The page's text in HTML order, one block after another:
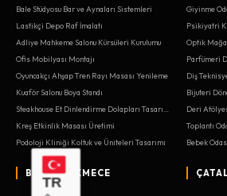
Bale Stüdyosu Bar ve Aynaları Sistemleri
Lastikçi Depo Raf İmalatı
Adliye Mahkeme Salonu Kürsüleri Kurulumu
Ofis Mobilyası Montajı
Oyuncakçı Ahşap Tren Rayı Masası Yenileme
Kuaför Salonu Boya Standı
Kreş Etkinlik Masası Üretimi
Podoloji Kliniği Koltuk ve Üniteleri Tasarımı
Giyinme
Psikiyatri
Parfümeri
Diş
Bijuteri
Deri
Toplantı
Bebek
BÜYÜKÇEKMECE
TR